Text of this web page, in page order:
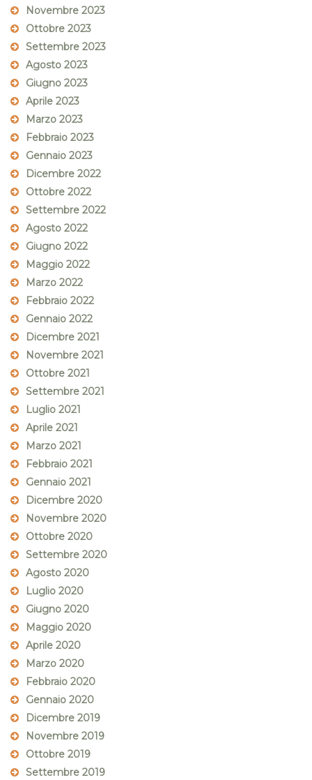
Novembre 2023
Ottobre 2023
Settembre 2023
Agosto 2023
Giugno 2023
Aprile 2023
Marzo 2023
Febbraio 2023
Gennaio 2023
Dicembre 2022
Ottobre 2022
Settembre 2022
Agosto 2022
Giugno 2022
Maggio 2022
Marzo 2022
Febbraio 2022
Gennaio 2022
Dicembre 2021
Novembre 2021
Ottobre 2021
Settembre 2021
Luglio 2021
Aprile 2021
Marzo 2021
Febbraio 2021
Gennaio 2021
Dicembre 2020
Novembre 2020
Ottobre 2020
Settembre 2020
Agosto 2020
Luglio 2020
Giugno 2020
Maggio 2020
Aprile 2020
Marzo 2020
Febbraio 2020
Gennaio 2020
Dicembre 2019
Novembre 2019
Ottobre 2019
Settembre 2019